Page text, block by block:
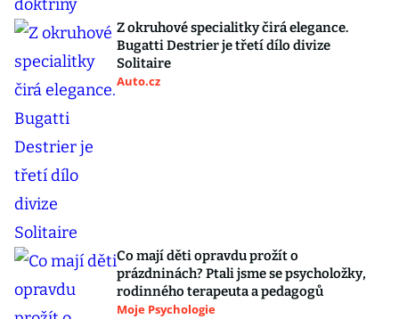
Z okruhové specialitky čirá elegance.
Bugatti Destrier je třetí dílo divize
Solitaire
Auto.cz
Co mají děti opravdu prožít o
prázdninách? Ptali jsme se psycholožky,
rodinného terapeuta a pedagogů
Moje Psychologie